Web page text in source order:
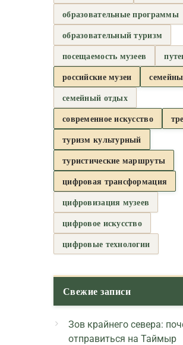
образовательные программы
образовательный туризм
посещаемость музеев
российские музеи
семейный отдых
современное искусство
туризм культурный
туристические маршруты
цифровая трансформация
цифровизация музеев
цифровое искусство
цифровые технологии
Свежие записи
Зов крайнего севера:
отправиться на Таймыр